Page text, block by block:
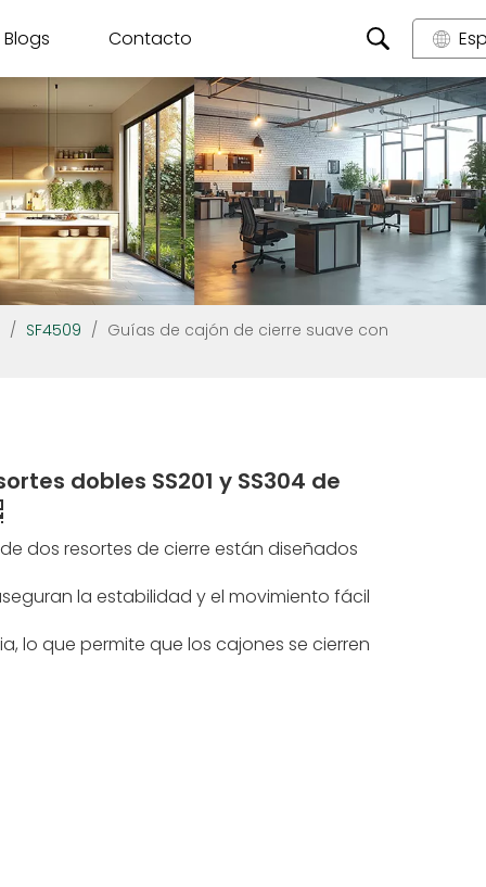
Blogs Contacto
/ SF4509 / Guías de cajón de cierre suave con
dobles SS201 y SS304 de
dos resortes de cierre están diseñados
la estabilidad y el movimiento fácil
lo que permite que los cajones se cierren